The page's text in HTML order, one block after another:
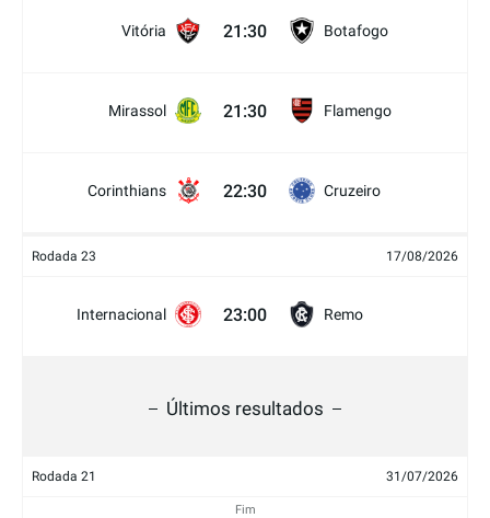
Vitória 21:30 Botafogo
Mirassol 21:30 Flamengo
Corinthians 22:30 Cruzeiro
Rodada 23 17/08/2026
Internacional 23:00 Remo
Últimos resultados
Rodada 21 31/07/2026
Fim